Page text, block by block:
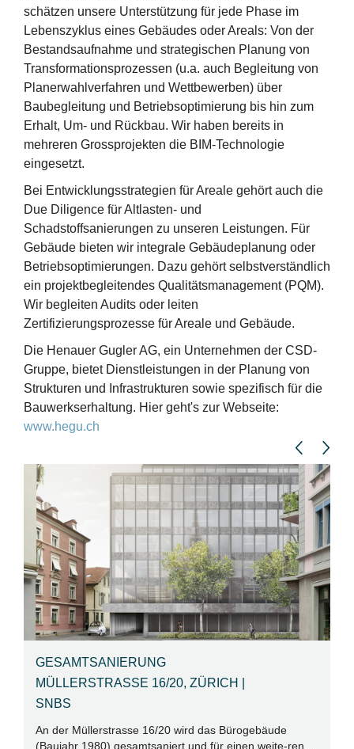
schätzen unsere Unterstützung für jede Phase im
Lebenszyklus eines Gebäudes oder Areals: Von der
Bestandsaufnahme und strategischen Planung von
Transformationsprozessen (u.a. auch Begleitung von
Planerwahlverfahren und Wettbewerben) über
Baubegleitung und Betriebsoptimierung bis hin zum
Erhalt, Um- und Rückbau. Wir haben bereits in
mehreren Grossprojekten die BIM-Technologie
eingesetzt.
Bei Entwicklungsstrategien für Areale gehört auch die
Due Diligence für Altlasten- und
Schadstoffsanierungen zu unseren Leistungen. Für
Gebäude bieten wir integrale Gebäudeplanung oder
Betriebsoptimierungen. Dazu gehört selbstverständlich
ein projektbegleitendes Qualitätsmanagement (PQM).
Wir begleiten Audits oder leiten
Zertifizierungsprozesse für Areale und Gebäude.
Die Henauer Gugler AG, ein Unternehmen der CSD-
Gruppe, bietet Dienstleistungen in der Planung von
Strukturen und Infrastrukturen sowie spezifisch für die
Bauwerkserhaltung. Hier geht's zur Webseite:
www.hegu.ch
GESAMTSANIERUNG
MÜLLERSTRASSE 16/20, ZÜRICH |
SNBS
An der Müllerstrasse 16/20 wird das Bürogebäude
(Baujahr 1980) gesamtsaniert und für einen weite-ren...